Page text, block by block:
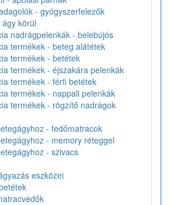
- gyógyszerfelezők
körül
nadrágpelenkák - belebújós
termékek - beteg alátétek
termékek - betétek
termékek - éjszakára pelenkák
termékek - férfi betétek
termékek - nappali pelenkák
termékek - rögzítő nadrágok
- fedőmatracok
- memory réteggel
- szivacs
eszközei